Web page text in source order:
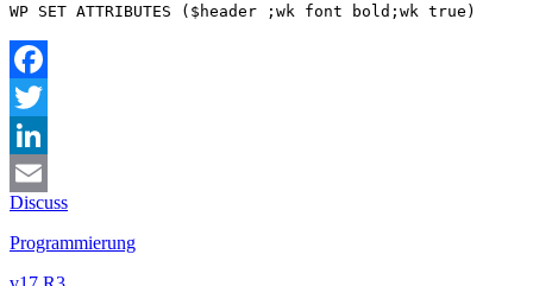
WP SET ATTRIBUTES ( $ header ; wk font bold ; wk true )
Facebook
Twitter
LinkedIn
Email
Discuss
Programmierung